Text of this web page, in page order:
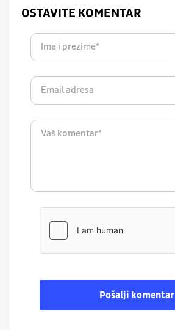
OSTAVITE KOMENTAR
Pošalji komentar